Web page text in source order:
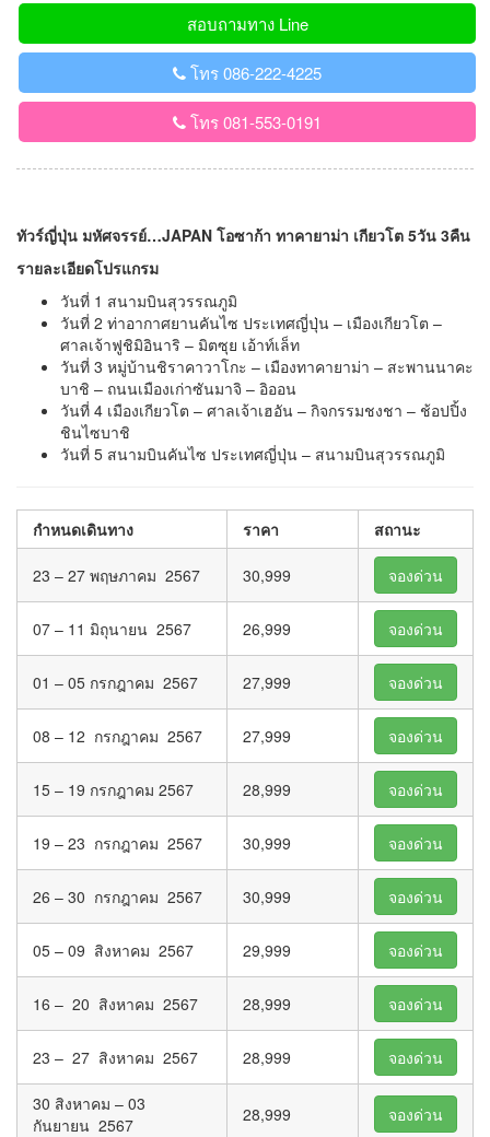
สอบถามทาง Line
โทร 086-222-4225
โทร 081-553-0191
ทัวร์ญี่ปุ่น มหัศจรรย์…JAPAN โอซาก้า ทาคายาม่า เกียวโต 5วัน 3คืน
รายละเอียดโปรแกรม
วันที่ 1 สนามบินสุวรรณภูมิ
วันที่ 2 ท่าอากาศยานคันไซ ประเทศญี่ปุ่น – เมืองเกียวโต –
ศาลเจ้าฟูชิมิอินาริ – มิตซุย เอ้าท์เล็ท
วันที่ 3 หมู่บ้านชิราคาวาโกะ – เมืองทาคายาม่า – สะพานนาคะ
บาชิ – ถนนเมืองเก่าซันมาจิ – อิออน
วันที่ 4 เมืองเกียวโต – ศาลเจ้าเฮอัน – กิจกรรมชงชา – ช้อปปิ้ง
ชินไซบาชิ
วันที่ 5 สนามบินคันไซ ประเทศญี่ปุ่น – สนามบินสุวรรณภูมิ
กำหนดเดินทาง ราคา สถานะ
23 – 27 พฤษภาคม 2567 30,999 จองด่วน
07 – 11 มิถุนายน 2567 26,999 จองด่วน
01 – 05 กรกฎาคม 2567 27,999 จองด่วน
08 – 12 กรกฎาคม 2567 27,999 จองด่วน
15 – 19 กรกฎาคม 2567 28,999 จองด่วน
19 – 23 กรกฎาคม 2567 30,999 จองด่วน
26 – 30 กรกฎาคม 2567 30,999 จองด่วน
05 – 09 สิงหาคม 2567 29,999 จองด่วน
16 – 20 สิงหาคม 2567 28,999 จองด่วน
23 – 27 สิงหาคม 2567 28,999 จองด่วน
30 สิงหาคม – 03
กันยายน 2567
28,999 จองด่วน